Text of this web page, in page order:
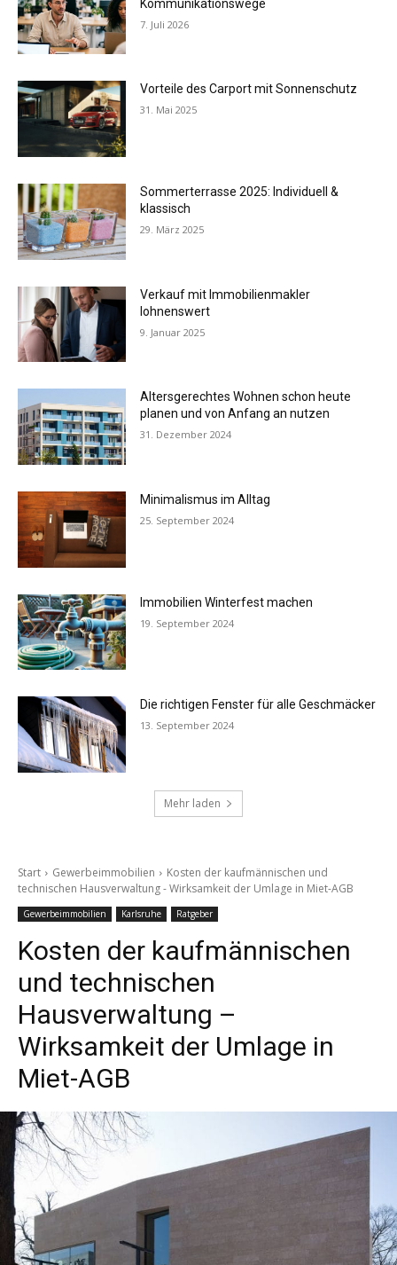
Kommunikationswege
7. Juli 2026
Vorteile des Carport mit Sonnenschutz
31. Mai 2025
Sommerterrasse 2025: Individuell &
klassisch
29. März 2025
Verkauf mit Immobilienmakler
lohnenswert
9. Januar 2025
Altersgerechtes Wohnen schon heute
planen und von Anfang an nutzen
31. Dezember 2024
Minimalismus im Alltag
25. September 2024
Immobilien Winterfest machen
19. September 2024
Die richtigen Fenster für alle Geschmäcker
13. September 2024
Mehr laden